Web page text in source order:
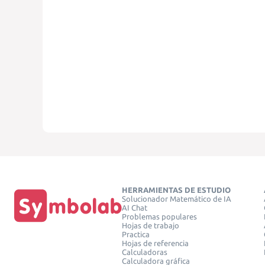
HERRAMIENTAS DE ESTUDIO
Solucionador Matemático de IA
AI Chat
Problemas populares
Hojas de trabajo
Practica
Hojas de referencia
Calculadoras
Calculadora gráfica